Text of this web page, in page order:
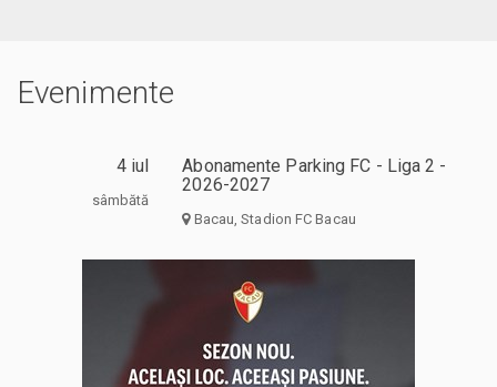
Evenimente
4 iul
sâmbătă
Abonamente Parking FC - Liga 2 -
2026-2027
Bacau, Stadion FC Bacau